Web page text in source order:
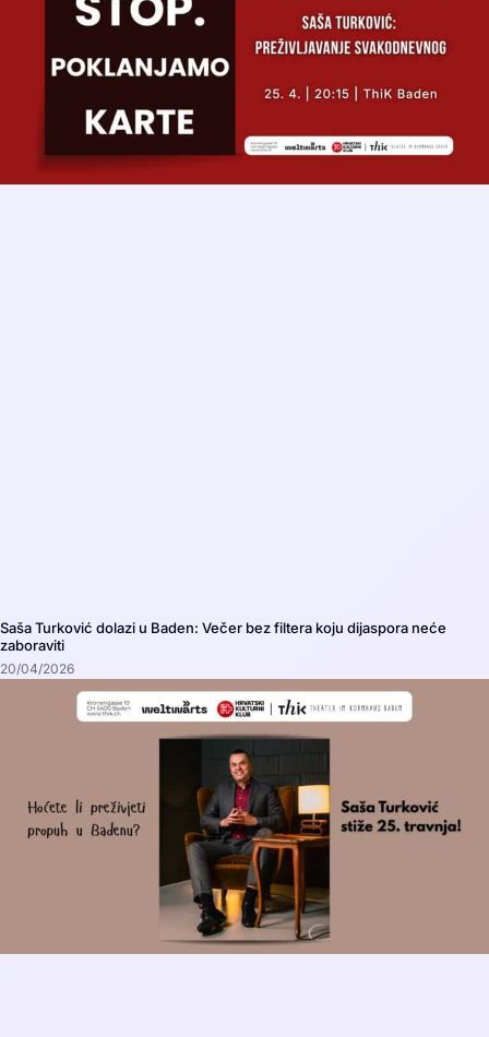
Saša Turković dolazi u Baden: Večer bez filtera koju dijaspora neće
zaboraviti
20/04/2026